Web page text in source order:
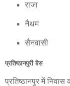
राजा
नैथम
सैनवासी
प्रतिष्ठानपुरी बैस
प्रतिष्ठानपुर में